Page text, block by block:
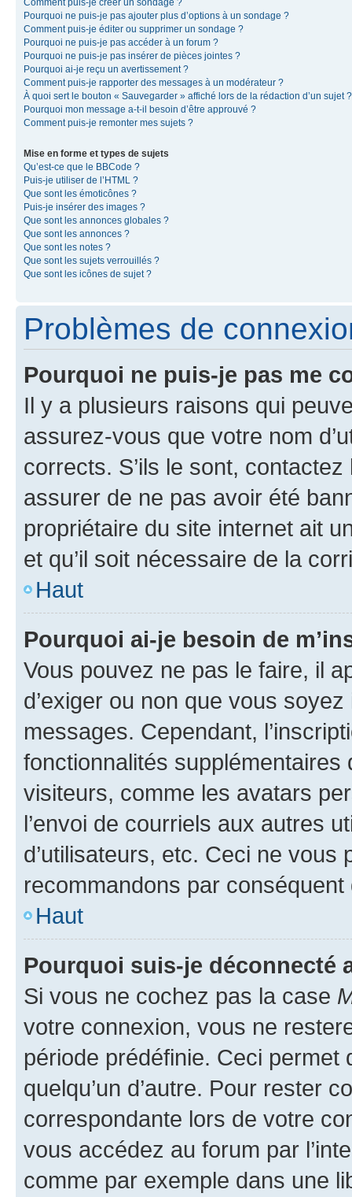
Comment puis-je créer un sondage ?
Pourquoi ne puis-je pas ajouter plus d’options à un sondage ?
Comment puis-je éditer ou supprimer un sondage ?
Pourquoi ne puis-je pas accéder à un forum ?
Pourquoi ne puis-je pas insérer de pièces jointes ?
Pourquoi ai-je reçu un avertissement ?
Comment puis-je rapporter des messages à un modérateur ?
À quoi sert le bouton « Sauvegarder » affiché lors de la rédaction d’un sujet ?
Pourquoi mon message a-t-il besoin d’être approuvé ?
Comment puis-je remonter mes sujets ?
Mise en forme et types de sujets
Qu’est-ce que le BBCode ?
Puis-je utiliser de l’HTML ?
Que sont les émoticônes ?
Puis-je insérer des images ?
Que sont les annonces globales ?
Que sont les annonces ?
Que sont les notes ?
Que sont les sujets verrouillés ?
Que sont les icônes de sujet ?
Problèmes de
Pourquoi ne puis-je pas me
Il y a plusieurs raisons qui
assurez-vous que votre nom
corrects. S’ils le sont,
assurer de ne pas avoir été
propriétaire du site internet ait
et qu’il soit nécessaire de la
Haut
Pourquoi ai-je besoin de
Vous pouvez ne pas le faire, il
d’exiger ou non que vous
messages. Cependant,
fonctionnalités
visiteurs, comme les avatars
l’envoi de courriels aux autres
d’utilisateurs, etc. Ceci ne vous
recommandons par conséquent
Haut
Pourquoi suis-je déconnecté
Si vous ne cochez pas la case
votre connexion, vous ne
période prédéfinie. Ceci permet
quelqu’un d’autre. Pour rester
correspondante lors de votre
vous accédez au forum par
comme par exemple dans une